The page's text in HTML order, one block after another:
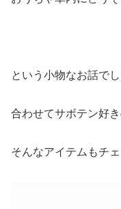
という小物なお話でし
合わせてサボテン好き
そんなアイテムもチ